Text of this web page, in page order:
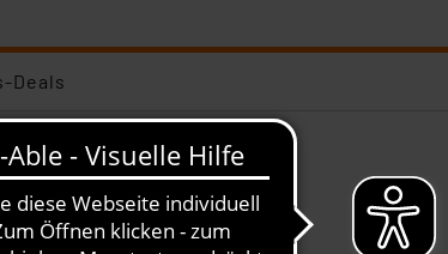
Deals